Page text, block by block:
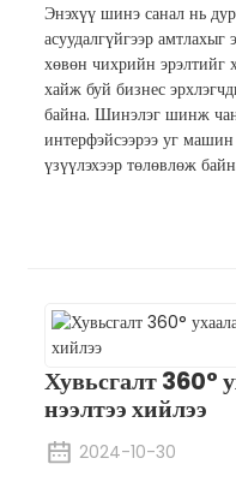
Энэхүү шинэ санал нь
асуудалгүйгээр
хөвөн чихрийн эрэлтийг
хайж буй бизнес
байна. Шинэлэг шинж
интерфэйсээрээ уг
үзүүлэхээр төлөвлөж
Хувьсгалт 360°
нээлтээ хийлээ
2024-10-30